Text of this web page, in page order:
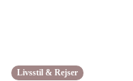
Livsstil & Rejser